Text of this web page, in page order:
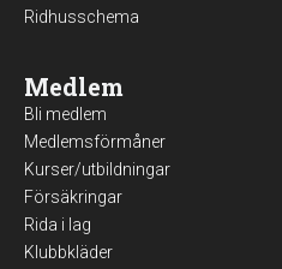
Ridhusschema
Medlem
Bli medlem
Medlemsförmåner
Kurser/utbildningar
Försäkringar
Rida i lag
Klubbkläder